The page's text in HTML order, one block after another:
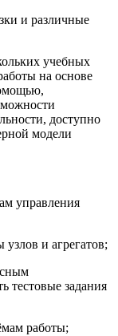
и различные
учебных
на основе
доступно
модели
управления
и агрегатов;
тестовые задания
работы;